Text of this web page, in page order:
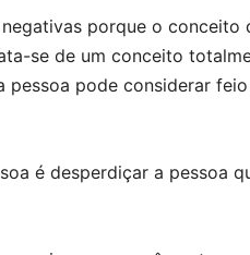
porque o
se de um conceito
pessoa pode considerar
é desperdiçar a pessoa